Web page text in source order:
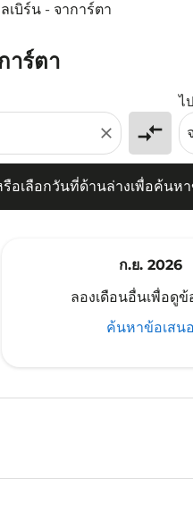
ลเบิร์น - จาการ์ตา
าร์ตา
close compare_arrows
ไป
อเลือกวันที่ด้านล่างเพื่อค้นห
ลือกวันที่ด้านล่างเพื่อค้นหาข้
ก.ย. 2026
ลองเดือนอื่นเพื่อดูข้
ค้นหาข้อเสนอ